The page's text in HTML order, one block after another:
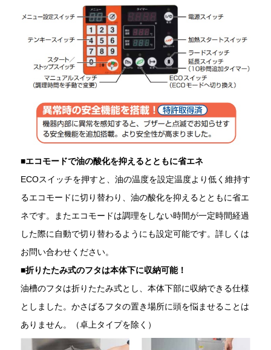
■エコモードで油の酸化を抑えるとともに省エネ
ECOスイッチを押すと、油の温度を設定温度より低く維持す
るエコモードに切り替わり、油の酸化を抑えるとともに省エ
ネです。またエコモードは調理をしない時間が一定時間経過
した際に自動で切り替わるようにも設定可能です。詳しくは
お問い合わせください。
■折りたたみ式のフタは本体下に収納可能！
油槽のフタは折りたたみ式とし、本体下部に収納できる仕様
としました。かさばるフタの置き場所に頭を悩ませることは
ありません。（卓上タイプを除く）